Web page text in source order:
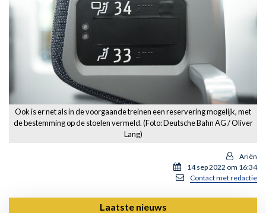
Ook is er net als in de voorgaande treinen een reservering mogelijk, met
de bestemming op de stoelen vermeld. (Foto: Deutsche Bahn AG / Oliver
Lang)
Ariën
14 sep 2022 om 16:34
Contact met redactie
Laatste nieuws